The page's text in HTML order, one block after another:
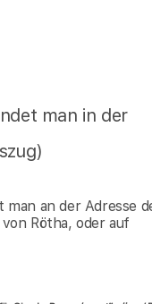
man in der
an der Adresse
Rötha, oder auf